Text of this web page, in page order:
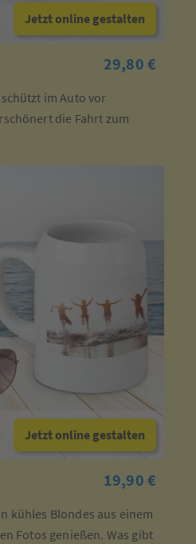
Jetzt online gestalten
29,80 €
im Auto vor
die Fahrt zum
Jetzt online gestalten
19,90 €
kühles Blondes aus einem
Fotos genießen. Was gibt